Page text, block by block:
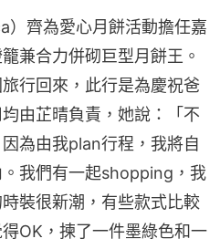
）齊為愛心月餅活動擔任嘉
兼合力併砌巨型月餅王。
行回來，此行是為慶祝爸
由芷晴負責，她說：「不
為由我plan行程，我將自
我們有一起shopping，我
裝很新潮，有些款式比較
OK，揀了一件墨綠色和一